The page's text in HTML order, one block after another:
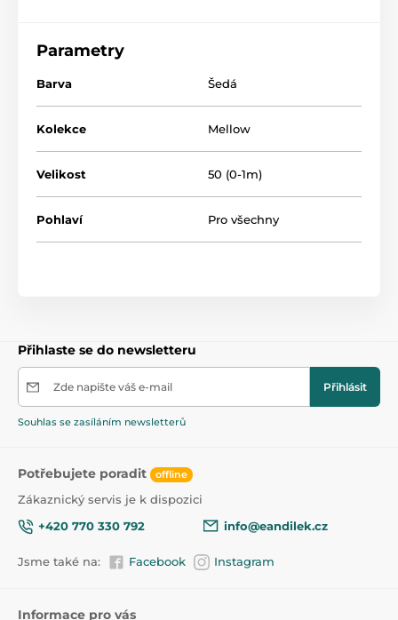
Parametry
Barva Šedá
Kolekce Mellow
Velikost 50 (0-1m)
Pohlaví Pro všechny
Přihlaste se do newsletteru
Zde napište váš e-mail Přihlásit
Souhlas se zasíláním newsletterů
Potřebujete poradit offline
Zákaznický servis je k dispozici
+420 770 330 792
info@eandilek.cz
Jsme také na: Facebook Instagram
Informace pro vás